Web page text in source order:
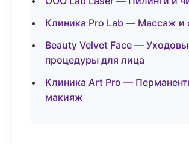
Клиника Pro Lab — Массаж и
Beauty Velvet Face —
процедуры для лица
Клиника Art Pro —
макияж